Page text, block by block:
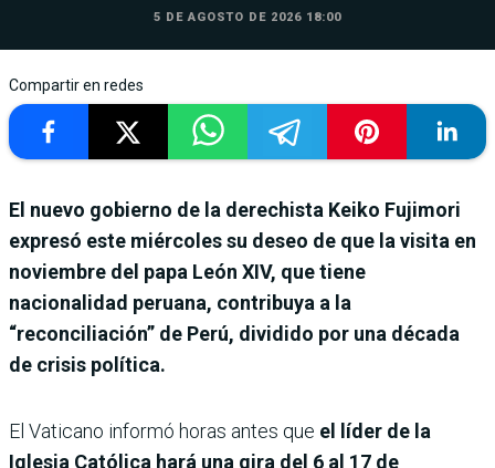
5 DE AGOSTO DE 2026 18:00
Compartir en redes
El nuevo gobierno de la derechista Keiko Fujimori
expresó este miércoles su deseo de que la visita en
noviembre del papa León XIV, que tiene
nacionalidad peruana, contribuya a la
“reconciliación” de Perú, dividido por una década
de crisis política.
El Vaticano informó horas antes que el líder de la
Iglesia Católica hará una gira del 6 al 17 de